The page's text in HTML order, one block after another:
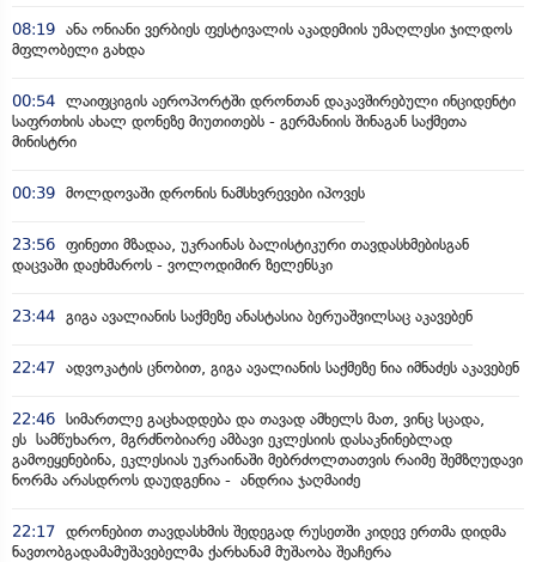
08:19 ანა ონიანი ვერბიეს ფესტივალის აკადემიის უმაღლესი ჯილდოს
მფლობელი გახდა
00:54 ლაიფციგის აეროპორტში დრონთან დაკავშირებული ინციდენტი
საფრთხის ახალ დონეზე მიუთითებს - გერმანიის შინაგან საქმეთა
მინისტრი
00:39 მოლდოვაში დრონის ნამსხვრევები იპოვეს
23:56 ფინეთი მზადაა, უკრაინას ბალისტიკური თავდასხმებისგან
დაცვაში დაეხმაროს - ვოლოდიმირ ზელენსკი
23:44 გიგა ავალიანის საქმეზე ანასტასია ბერუაშვილსაც აკავებენ
22:47 ადვოკატის ცნობით, გიგა ავალიანის საქმეზე ნია იმნაძეს აკავებენ
22:46 სიმართლე გაცხადდება და თავად ამხელს მათ, ვინც სცადა,
ეს სამწუხარო, მგრძნობიარე ამბავი ეკლესიის დასაკნინებლად
გამოეყენებინა, ეკლესიას უკრაინაში მებრძოლთათვის რაიმე შემზღუდავი
ნორმა არასდროს დაუდგენია - ანდრია ჯაღმაიძე
22:17 დრონებით თავდასხმის შედეგად რუსეთში კიდევ ერთმა დიდმა
ნავთობგადამამუშავებელმა ქარხანამ მუშაობა შეაჩერა